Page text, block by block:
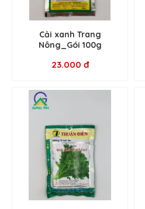
Cải xanh Trang
Nông_Gói 100g
23.000 đ